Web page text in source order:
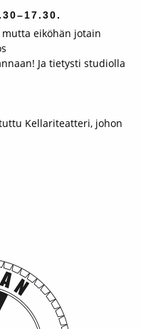
eiköhän jotain
Ja tietysti studiolla
Kellariteatteri, johon